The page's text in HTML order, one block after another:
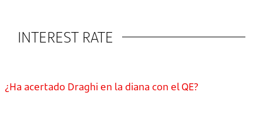
INTEREST RATE
¿Ha acertado Draghi en la diana con el QE?